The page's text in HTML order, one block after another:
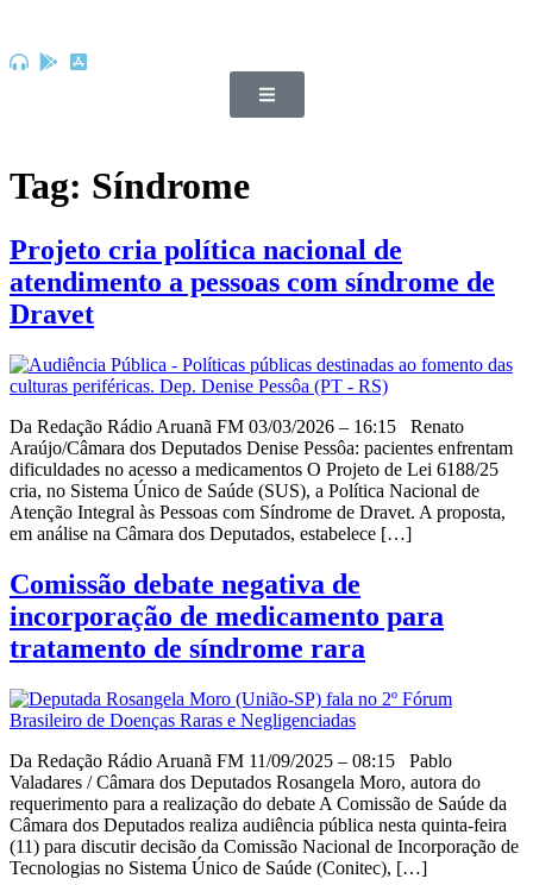
Tag: Síndrome
Projeto cria política nacional de
atendimento a pessoas com síndrome de
Dravet
Da Redação Rádio Aruanã FM 03/03/2026 – 16:15 Renato
Araújo/Câmara dos Deputados Denise Pessôa: pacientes enfrentam
dificuldades no acesso a medicamentos O Projeto de Lei 6188/25
cria, no Sistema Único de Saúde (SUS), a Política Nacional de
Atenção Integral às Pessoas com Síndrome de Dravet. A proposta,
em análise na Câmara dos Deputados, estabelece […]
Comissão debate negativa de
incorporação de medicamento para
tratamento de síndrome rara
Da Redação Rádio Aruanã FM 11/09/2025 – 08:15 Pablo
Valadares / Câmara dos Deputados Rosangela Moro, autora do
requerimento para a realização do debate A Comissão de Saúde da
Câmara dos Deputados realiza audiência pública nesta quinta-feira
(11) para discutir decisão da Comissão Nacional de Incorporação de
Tecnologias no Sistema Único de Saúde (Conitec), […]